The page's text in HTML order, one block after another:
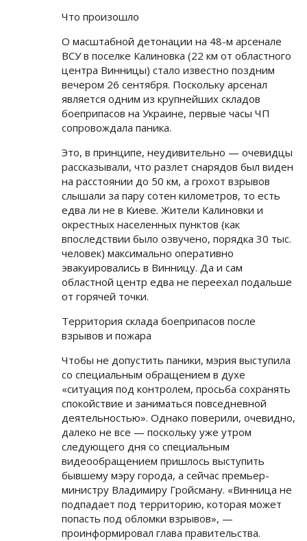
Что произошло
О масштабной детонации на 48-м арсенале
ВСУ в поселке Калиновка (22 км от областного
центра Винницы) стало известно поздним
вечером 26 сентября. Поскольку арсенал
является одним из крупнейших складов
боеприпасов на Украине, первые часы ЧП
сопровождала паника.
Это, в принципе, неудивительно — очевидцы
рассказывали, что разлет снарядов был виден
на расстоянии до 50 км, а грохот взрывов
слышали за пару сотен километров, то есть
едва ли не в Киеве. Жители Калиновки и
окрестных населенных пунктов (как
впоследствии было озвучено, порядка 30 тыс.
человек) максимально оперативно
эвакуировались в Винницу. Да и сам
областной центр едва не переехал подальше
от горячей точки.
Территория склада боеприпасов после
взрывов и пожара
Чтобы не допустить паники, мэрия выступила
со специальным обращением в духе
«ситуация под контролем, просьба сохранять
спокойствие и заниматься повседневной
деятельностью». Однако поверили, очевидно,
далеко не все — поскольку уже утром
следующего дня со специальным
видеообращением пришлось выступить
бывшему мэру города, а сейчас премьер-
министру Владимиру Гройсману. «Винница не
подпадает под территорию, которая может
попасть под обломки взрывов», —
проинформировал глава правительства.